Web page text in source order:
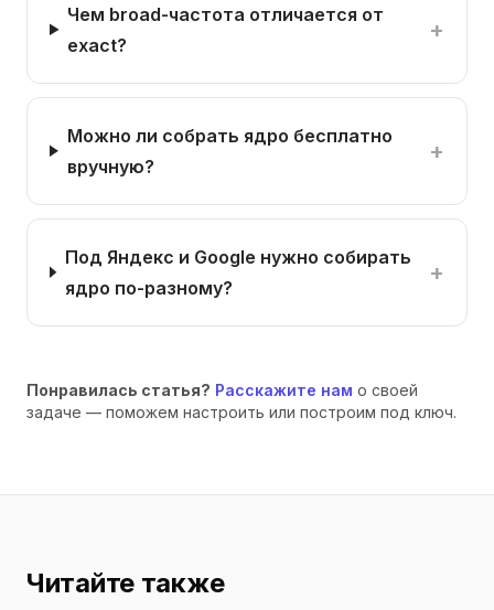
Чем broad-частота отличается от
exact?
+
Можно ли собрать ядро бесплатно
вручную?
+
Под Яндекс и Google нужно собирать
ядро по-разному?
+
Понравилась статья? Расскажите нам о своей
задаче — поможем настроить или построим под ключ.
Читайте также